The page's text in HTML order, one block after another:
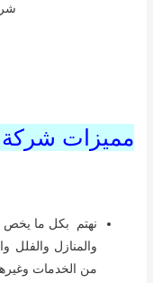
مميزات شركة
نهتم بكل ما يخص
والمنازل والفلل
من الخدمات